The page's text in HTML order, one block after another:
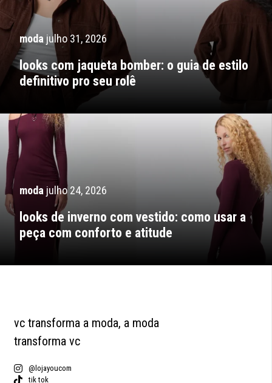
moda julho 31, 2026
looks com jaqueta bomber: o guia de estilo
definitivo pro seu rolê
moda julho 24, 2026
looks de inverno com vestido: como usar a
peça com conforto e atitude
vc transforma a moda, a moda
transforma vc
@lojayoucom
tik tok